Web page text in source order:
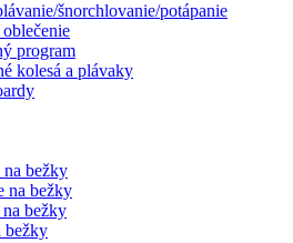
šnorchlovanie/potápanie
program
kolesá a plávaky
bežky
na bežky
bežky
bežky